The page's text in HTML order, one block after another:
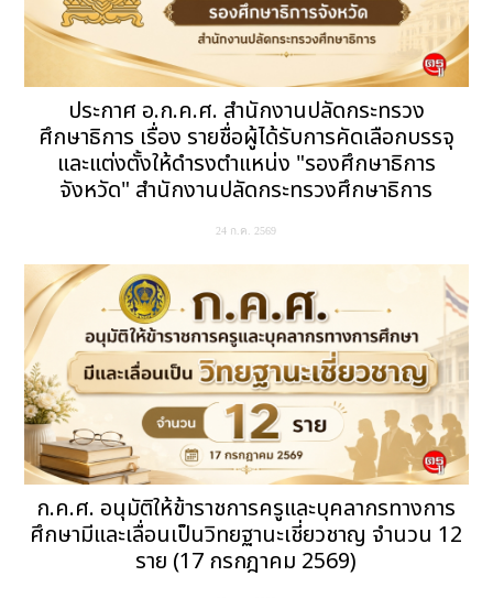
ประกาศ อ.ก.ค.ศ. สำนักงานปลัดกระทรวง
ศึกษาธิการ เรื่อง รายชื่อผู้ได้รับการคัดเลือกบรรจุ
และแต่งตั้งให้ดำรงตำแหน่ง "รองศึกษาธิการ
จังหวัด" สำนักงานปลัดกระทรวงศึกษาธิการ
24 ก.ค. 2569
ก.ค.ศ. อนุมัติให้ข้าราชการครูและบุคลากรทางการ
ศึกษามีและเลื่อนเป็นวิทยฐานะเชี่ยวชาญ จำนวน 12
ราย (17 กรกฎาคม 2569)